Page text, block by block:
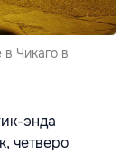
в Чикаго в
энда
четверо